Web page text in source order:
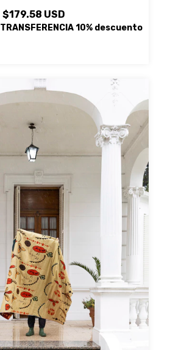
$179.58 USD
TRANSFERENCIA 10% descuento